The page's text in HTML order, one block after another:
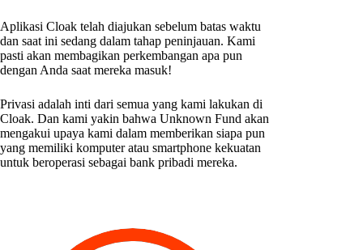
Aplikasi Cloak telah diajukan sebelum batas waktu
dan saat ini sedang dalam tahap peninjauan. Kami
pasti akan membagikan perkembangan apa pun
dengan Anda saat mereka masuk!
Privasi adalah inti dari semua yang kami lakukan di
Cloak. Dan kami yakin bahwa Unknown Fund akan
mengakui upaya kami dalam memberikan siapa pun
yang memiliki komputer atau smartphone kekuatan
untuk beroperasi sebagai bank pribadi mereka.